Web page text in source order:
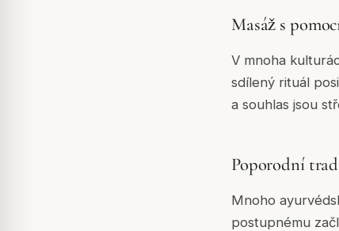
Masáž s
V mnoha
sdílený rituál
a souhlas jsou
Poporodní
Mnoho
postupnému